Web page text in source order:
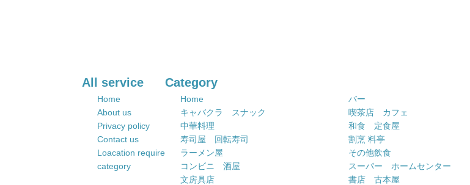
All service
Home
About us
Privacy policy
Contact us
Loacation require
category
Category
Home バー
キャバクラ スナック
喫茶店 カフェ
中華料理
和食 定食屋
寿司屋 回転寿司
割烹 料亭
ラーメン屋
その他飲食
コンビニ 酒屋
スーパー ホームセンター
文房具店
書店 古本屋